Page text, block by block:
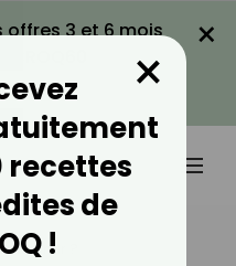
offres 3 et 6 mois
×
Dormir ?
recettes
de
!
×